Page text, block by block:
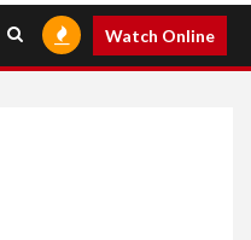
Watch Online